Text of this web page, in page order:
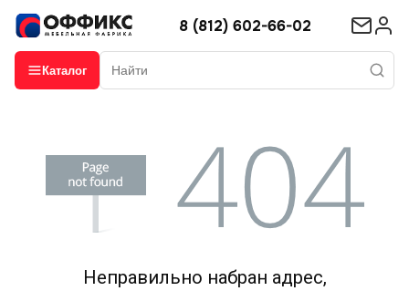
8 (812) 602-66-02
Каталог
Неправильно набран адрес,